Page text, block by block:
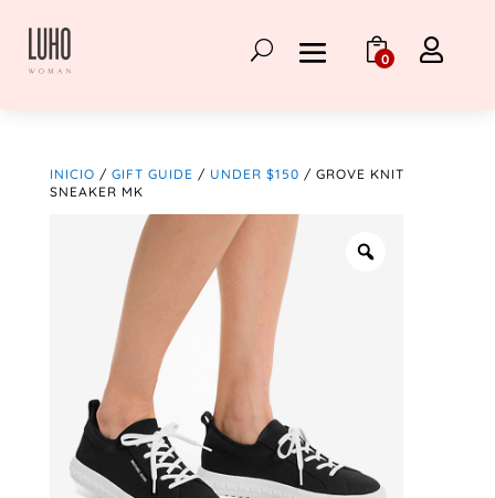
0 
INICIO / GIFT GUIDE / UNDER $150 / GROVE KNIT
SNEAKER MK